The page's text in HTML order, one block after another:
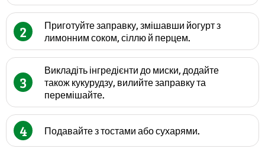
2
Приготуйте заправку, змішавши йогурт з
лимонним соком, сіллю й перцем.
3
Викладіть інгредієнти до миски, додайте
також кукурудзу, вилийте заправку та
перемішайте.
4 Подавайте з тостами або сухарями.